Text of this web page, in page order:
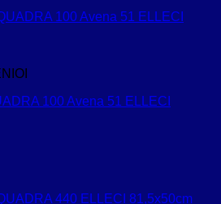
100 Avena 51 ELLECI